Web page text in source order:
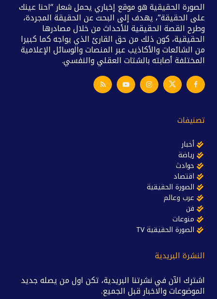
الصورة الحقيقية هو موقع إخباري يحمل شعار “احنا عينك
على الحقيقة”، يهدف إلى البحث عن الحقيقة المجردة،
وطرح القصة الحقيقية للأحداث من خلال مصادرها
الحقيقية، كون ذلك من حق القارئ الذي يواجه كما كبيرا
من الشائعات والأكاذيب عبر المنصات والوسائل الإعلامية
المختلفة أصابته بالشتات العقلي والنفسي.
تصنيفات
أخبار
رياضة
حوادث
اقتصاد
الصورة الحقيقية
عرب وعالم
فن
منوعات
الصورة الحقيقية TV
النشرة البريدية
اشترك الآن في نشرتنا البريدية، تكن اول من يصله جديد
الموضوعات والاخبار قبل الجميع.